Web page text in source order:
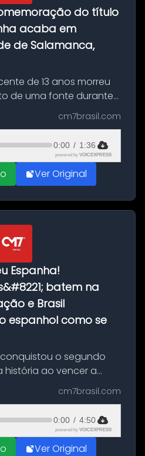
do título
acaba em
de Salamanca,
de 13 anos morreu
de uma fonte durante
título da Copa do
Espanha, em
de Salamanca,
cm7brasil.com
0:00 / 1:36
powered by VOICEXPRESS
Ver Original
Espanha!
batem na
e Brasil
espanhol como se
o segundo
história ao vencer a
domingo (19), na
de 2026. Depois
durante o te...
cm7brasil.com
0:00 / 4:50
powered by VOICEXPRESS
Ver Original